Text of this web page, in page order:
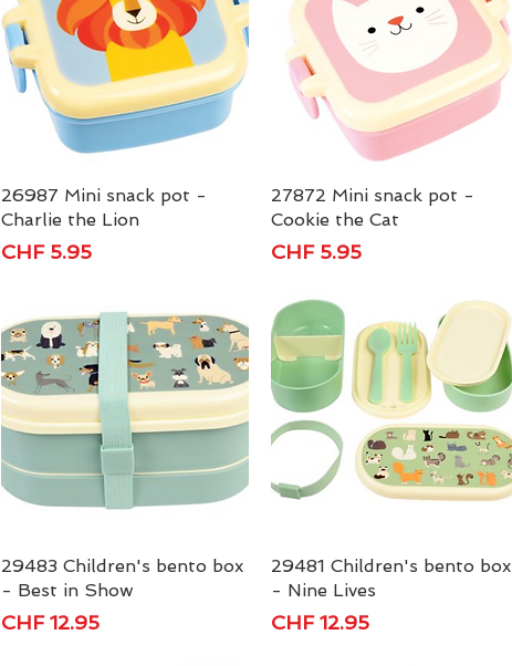
Schnellansicht
26987 Mini snack pot -
Charlie the Lion
Preis
CHF 5.95
Schnellansicht
27872 Mini snack pot -
Cookie the Cat
Preis
CHF 5.95
Schnellansicht
29483 Children's bento box
- Best in Show
Preis
CHF 12.95
Schnellansicht
29481 Children's bento box
- Nine Lives
Preis
CHF 12.95